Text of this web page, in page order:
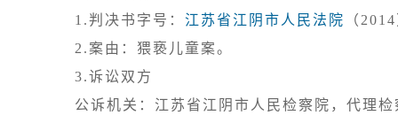
1.判决书字号： 江苏省江阴市人民法院
3.诉讼双方
公诉机关：江苏省江阴市人民检察院，代理